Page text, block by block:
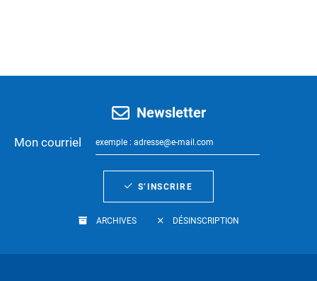
Newsletter
Mon courriel
S’INSCRIRE
ARCHIVES DÉSINSCRIPTION